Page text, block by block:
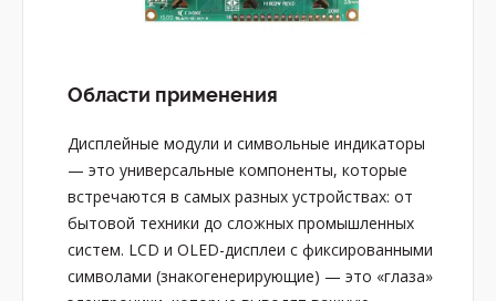
Области применения
Дисплейные модули и символьные индикаторы
— это универсальные компоненты, которые
встречаются в самых разных устройствах: от
бытовой техники до сложных промышленных
систем. LCD и OLED-дисплеи с фиксированными
символами (знакогенерирующие) — это «глаза»